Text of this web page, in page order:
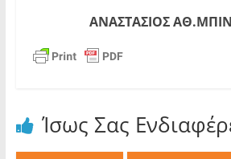
ΑΝΑΣΤΑΣΙΟΣ
Ίσως Σας